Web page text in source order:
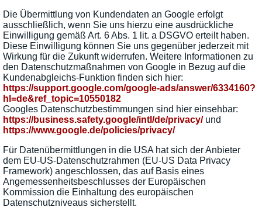
Die Übermittlung von Kundendaten an Google erfolgt
ausschließlich, wenn Sie uns hierzu eine ausdrückliche
Einwilligung gemäß Art. 6 Abs. 1 lit. a DSGVO erteilt haben.
Diese Einwilligung können Sie uns gegenüber jederzeit mit
Wirkung für die Zukunft widerrufen. Weitere Informationen zu
den Datenschutzmaßnahmen von Google in Bezug auf die
Kundenabgleichs-Funktion finden sich hier:
https://support.google.com/google-ads/answer/6334160?
hl=de&ref_topic=10550182
Googles Datenschutzbestimmungen sind hier einsehbar:
https://business.safety.google/intl /de/privacy/und
https://www.google.de/policies/privacy/
Für Datenübermittlungen in die USA hat sich der Anbieter
dem EU-US-Datenschutzrahmen (EU-US Data Privacy
Framework) angeschlossen, das auf Basis eines
Angemessenheitsbeschlusses der Europäischen
Kommission die Einhaltung des europäischen
Datenschutzniveaus sicherstellt.